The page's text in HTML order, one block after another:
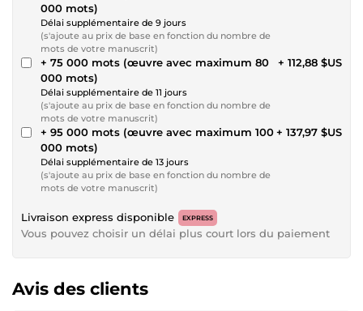
000 mots)
Délai supplémentaire de 9 jours
(s'ajoute au prix de base en fonction du nombre de
mots de votre manuscrit)
+ 75 000 mots (œuvre avec maximum 80
000 mots)
Délai supplémentaire de 11 jours
(s'ajoute au prix de base en fonction du nombre de
mots de votre manuscrit)
+ 112,88 $US
+ 95 000 mots (œuvre avec maximum 100
000 mots)
Délai supplémentaire de 13 jours
(s'ajoute au prix de base en fonction du nombre de
mots de votre manuscrit)
+ 137,97 $US
Livraison express disponible EXPRESS
Vous pouvez choisir un délai plus court lors du paiement
Avis des clients